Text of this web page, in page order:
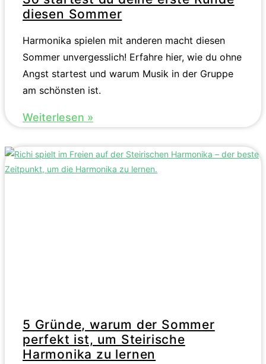
diesen Sommer
Harmonika spielen mit anderen macht diesen
Sommer unvergesslich! Erfahre hier, wie du ohne
Angst startest und warum Musik in der Gruppe
am schönsten ist.
Weiterlesen »
5 Gründe, warum der Sommer
perfekt ist, um Steirische
Harmonika zu lernen